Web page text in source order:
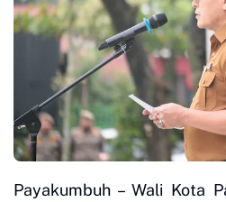
Payakumbuh – Wali Kota